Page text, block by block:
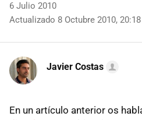
6 Julio 2010
Actualizado 8 Octubre 2010, 20:18
Javier Costas
En un artículo anterior os